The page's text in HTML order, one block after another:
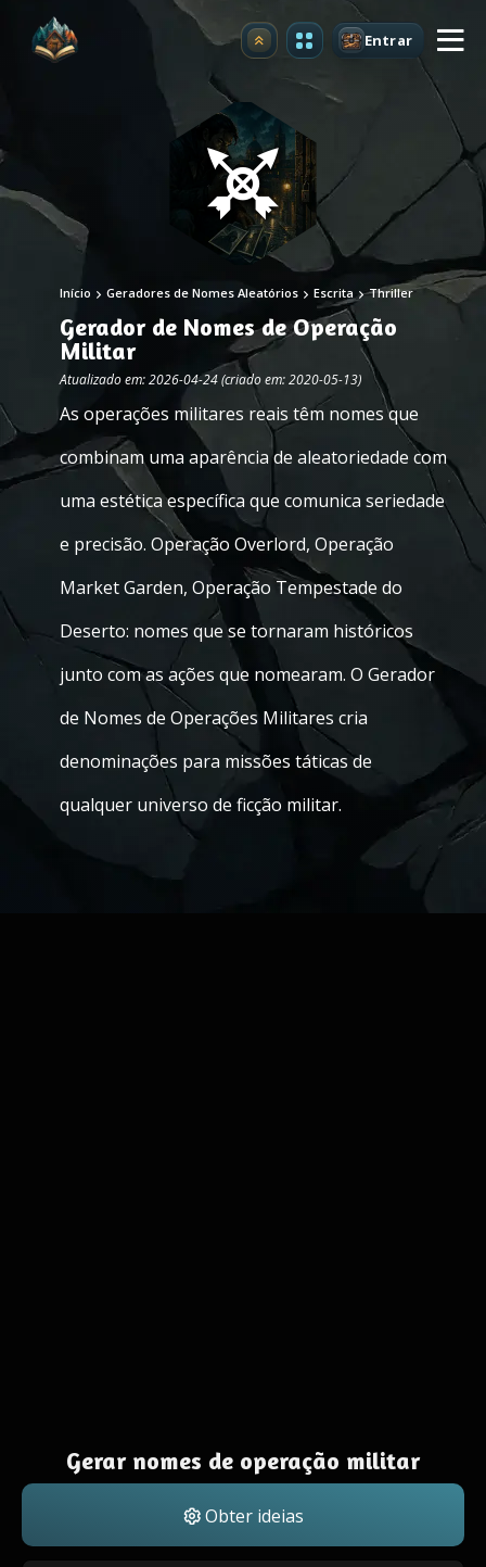
Atualizar Entrar
Início Geradores de Nomes Aleatórios Escrita Thriller
Gerador de Nomes de Operação
Militar
Atualizado em: 2026-04-24 (criado em: 2020-05-13)
As operações militares reais têm nomes que
combinam uma aparência de aleatoriedade com
uma estética específica que comunica seriedade
e precisão. Operação Overlord, Operação
Market Garden, Operação Tempestade do
Deserto: nomes que se tornaram históricos
junto com as ações que nomearam. O Gerador
de Nomes de Operações Militares cria
denominações para missões táticas de
qualquer universo de ficção militar.
Gerar nomes de operação militar
Obter ideias